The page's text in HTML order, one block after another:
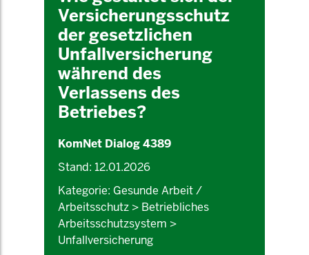
Versicherungsschutz
der gesetzlichen
Unfallversicherung
während des
Verlassens des
Betriebes?
KomNet Dialog 4389
Stand: 12.01.2026
Kategorie: Gesunde Arbeit /
Arbeitsschutz > Betriebliches
Arbeitsschutzsystem >
Unfallversicherung